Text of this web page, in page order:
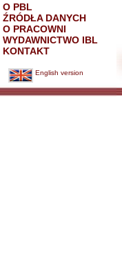
O PBL
ŹRÓDŁA DANYCH
O PRACOWNI
WYDAWNICTWO IBL
KONTAKT
English version